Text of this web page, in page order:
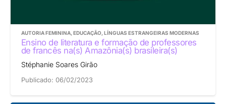
AUTORIA FEMININA, EDUCAÇÃO, LÍNGUAS ESTRANGEIRAS MODERNAS
Ensino de literatura e formação de professores
de francês na(s) Amazônia(s) brasileira(s)
Stéphanie Soares Girão
Publicado: 06/02/2023